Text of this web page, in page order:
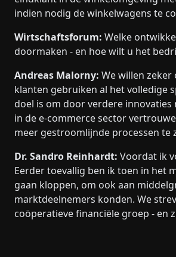
indien nodig de winkelwagens te
Wirtschaftsforum: Welke
doormaken - en hoe wilt u het
Andreas Malorny: We willen
klanten gebruiken al het volledige
doel is om door verdere
in de e-commerce sector
meer gestroomlijnde processen te
Dr. Sandro Reinhardt: Voordat ik
Eerder toevallig ben ik toen in het
gaan kloppen, om ook aan
marktdeelnemers konden. We
coöperatieve financiële groep - en